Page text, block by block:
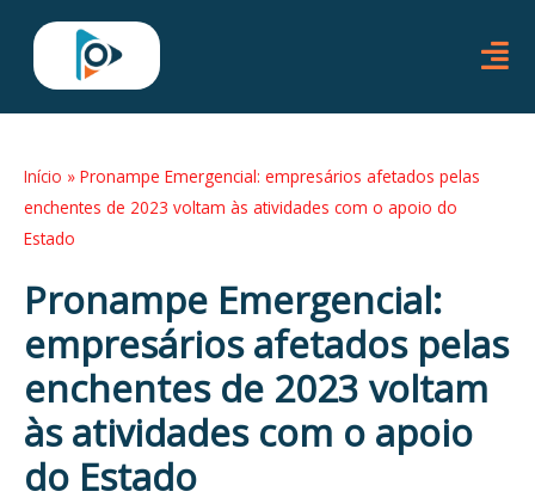
para
conteúdo
Início » Pronampe Emergencial: empresários afetados pelas
enchentes de 2023 voltam às atividades com o apoio do
Estado
Pronampe Emergencial:
empresários afetados pelas
enchentes de 2023 voltam
às atividades com o apoio
do Estado